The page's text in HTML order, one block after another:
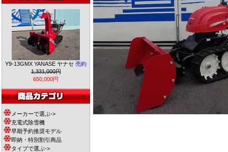
Y9-13GMX YANASE ヤナセ 売約
1,331,000円
650,000円
メーカーで選ぶ->
充電式除雪機
早期予約推奨モデル
即納・特別割引商品
タイプで選ぶ->